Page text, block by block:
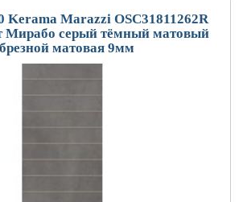
Kerama Marazzi OSC31811262R
Мирабо серый тёмный матовый
матовая 9мм